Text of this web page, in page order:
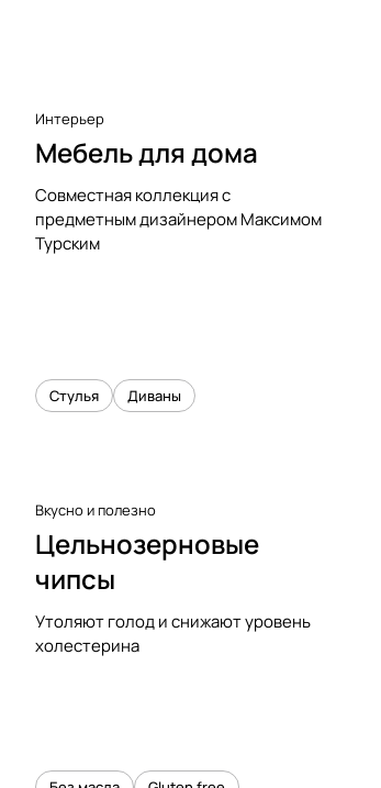
Интерьер
Мебель для дома
Совместная коллекция с
предметным дизайнером Максимом
Турским
Стулья Диваны
Вкусно и полезно
Цельнозерновые
чипсы
Утоляют голод и снижают уровень
холестерина